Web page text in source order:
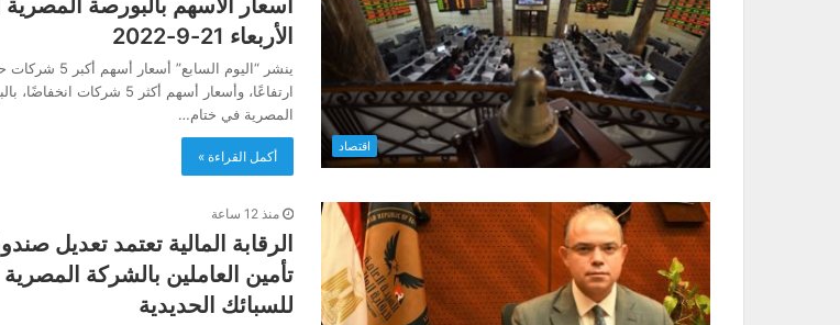
اقتصاد
الأربعاء 21-9-2022
ينشر “اليوم السابع” أسعار
ارتفاعًا، وأسعار أسهم أكثر 5 شركات
المصرية في ختام…
أكمل القراءة »
منذ 12 ساعة
الرقابة المالية تعتمد تعديل
تأمين العاملين بالشركة المصرية
للسبائك الحديدية